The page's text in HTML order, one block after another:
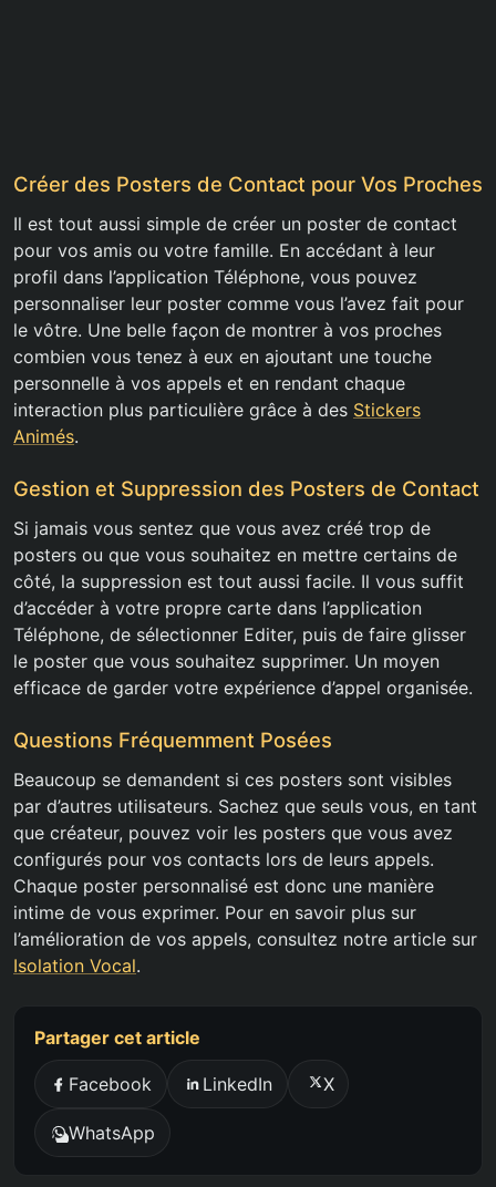
Créer des Posters de Contact pour Vos Proches
Il est tout aussi simple de créer un poster de contact
pour vos amis ou votre famille. En accédant à leur
profil dans l’application Téléphone, vous pouvez
personnaliser leur poster comme vous l’avez fait pour
le vôtre. Une belle façon de montrer à vos proches
combien vous tenez à eux en ajoutant une touche
personnelle à vos appels et en rendant chaque
interaction plus particulière grâce à des Stickers
Animés.
Gestion et Suppression des Posters de Contact
Si jamais vous sentez que vous avez créé trop de
posters ou que vous souhaitez en mettre certains de
côté, la suppression est tout aussi facile. Il vous suffit
d’accéder à votre propre carte dans l’application
Téléphone, de sélectionner Editer, puis de faire glisser
le poster que vous souhaitez supprimer. Un moyen
efficace de garder votre expérience d’appel organisée.
Questions Fréquemment Posées
Beaucoup se demandent si ces posters sont visibles
par d’autres utilisateurs. Sachez que seuls vous, en tant
que créateur, pouvez voir les posters que vous avez
configurés pour vos contacts lors de leurs appels.
Chaque poster personnalisé est donc une manière
intime de vous exprimer. Pour en savoir plus sur
l’amélioration de vos appels, consultez notre article sur
Isolation Vocal.
Partager cet article
Facebook LinkedIn X
WhatsApp